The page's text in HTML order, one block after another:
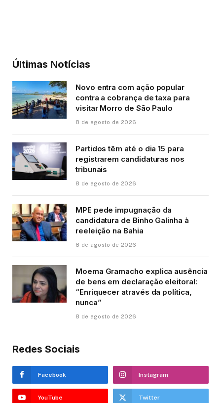
Últimas Notícias
Novo entra com ação popular
contra a cobrança de taxa para
visitar Morro de São Paulo
8 de agosto de 2026
Partidos têm até o dia 15 para
registrarem candidaturas nos
tribunais
8 de agosto de 2026
MPE pede impugnação da
candidatura de Binho Galinha à
reeleição na Bahia
8 de agosto de 2026
Moema Gramacho explica ausência
de bens em declaração eleitoral:
“Enriquecer através da política,
nunca”
8 de agosto de 2026
Redes Sociais
Facebook Instagram
YouTube Twitter